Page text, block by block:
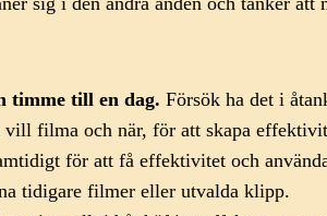
timme till en dag. Försök ha det i
filma och när, för att skapa
för att få effektivitet och
tidigare filmer eller utvalda klipp.